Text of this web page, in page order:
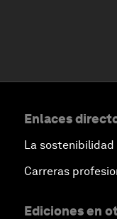
Enlaces
La sostenibilidad
Carreras
Ediciones en